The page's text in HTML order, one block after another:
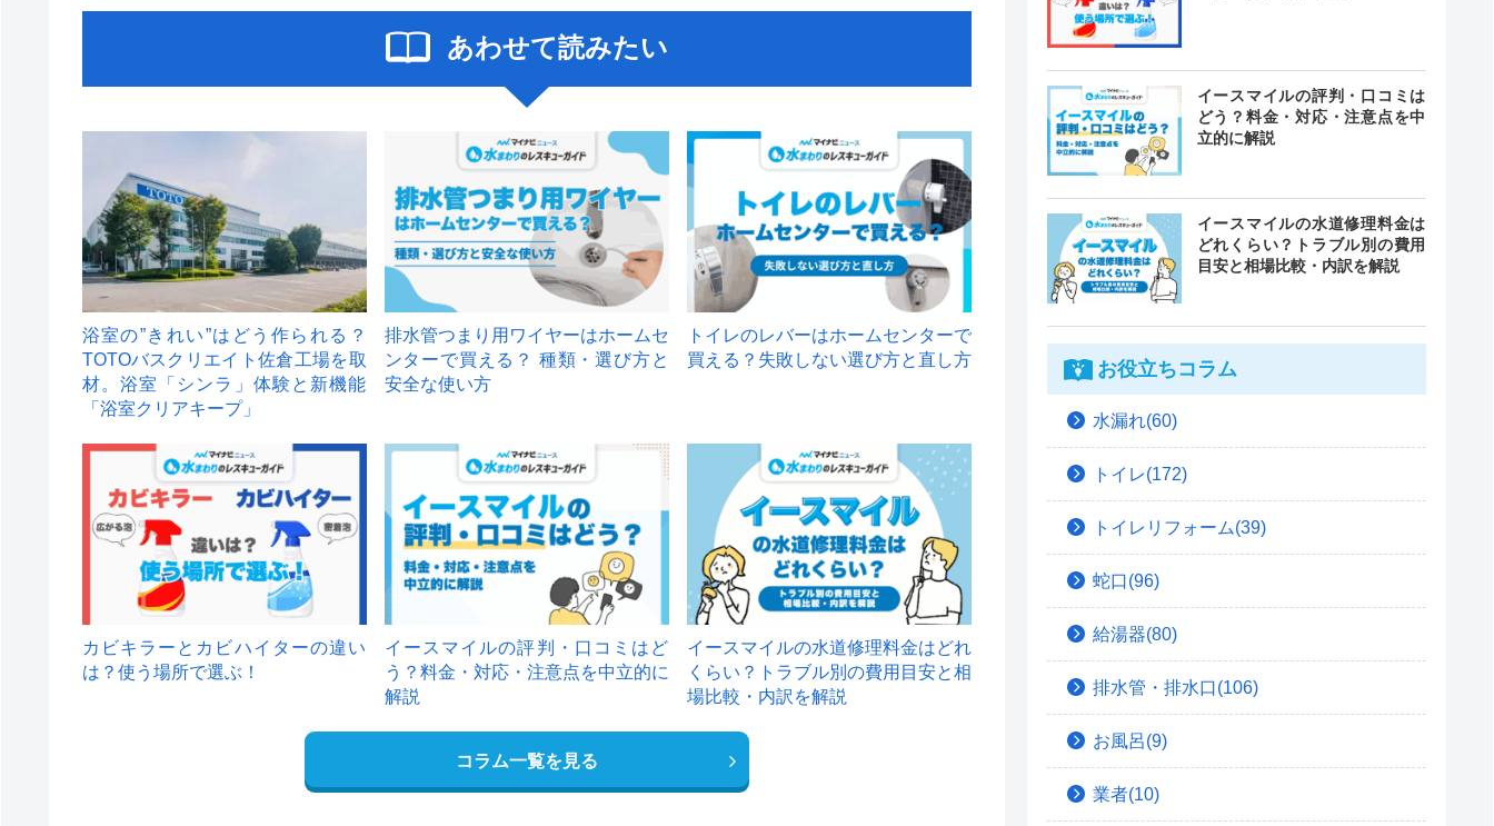
あわせて読みたい
浴室の”きれい”はどう作られる？
TOTOバスクリエイト佐倉工場を取
材。浴室「シンラ」体験と新機能
「浴室クリアキープ」
排水管つまり用ワイヤーはホームセ
ンターで買える？ 種類・選び方と
安全な使い方
トイレのレバーはホームセンターで
買える？失敗しない選び方と直し方
カビキラーとカビハイターの違い
は？使う場所で選ぶ！
イースマイルの評判・口コミはど
う？料金・対応・注意点を中立的に
解説
イースマイルの水道修理料金はどれ
くらい？トラブル別の費用目安と相
場比較・内訳を解説
コラム一覧を見る
イースマイルの評判・口コミは
どう？料金・対応・注意点を中
立的に解説
イースマイルの水道修理料金は
どれくらい？トラブル別の費用
目安と相場比較・内訳を解説
お役立ちコラム
水漏れ(60)
トイレ(172)
トイレリフォーム(39)
蛇口(96)
給湯器(80)
排水管・排水口(106)
お風呂(9)
業者(10)